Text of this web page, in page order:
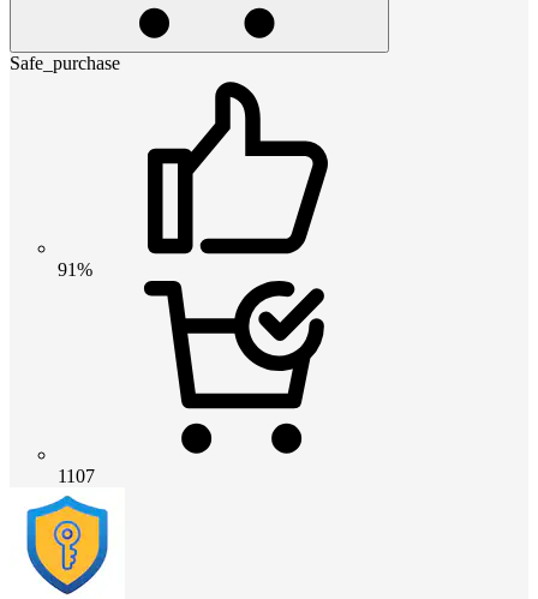
Safe_purchase
91%
1107